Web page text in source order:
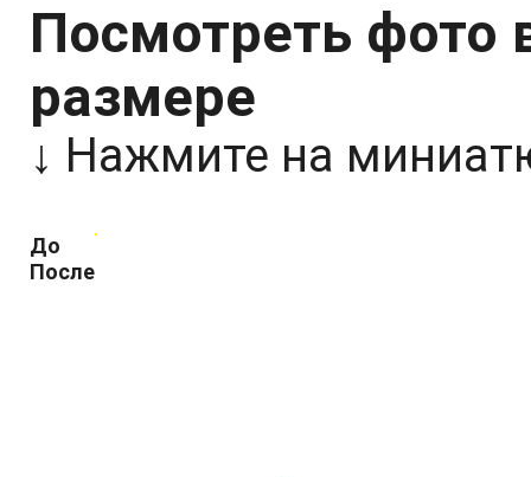
Посмотреть фото
размере
↓ Нажмите на
До
После